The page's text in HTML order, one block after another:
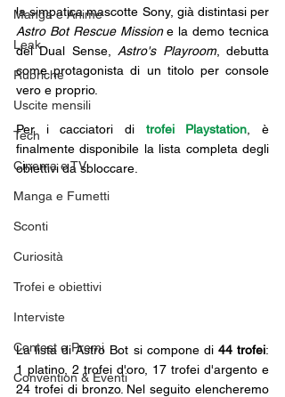
Manga e Anime
Leak
Rubriche
Uscite mensili
Tech
Cinema e TV
Manga e Fumetti
Sconti
Curiosità
Trofei e obiettivi
Interviste
Contest e Premi
Convention & Eventi
Astro Bot Rescue Mission e la demo tecnica
del Dual Sense, Astro's Playroom, debutta
come protagonista di un titolo per console
vero e proprio.
Per i cacciatori di trofei Playstation , è
finalmente disponibile la lista completa degli
obiettivi da sbloccare.
La lista di Astro Bot si compone di 44 trofei:
1 platino, 2 trofei d'oro, 17 trofei d'argento e
24 trofei di bronzo. Nel seguito elencheremo